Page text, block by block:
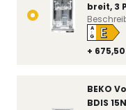
breit, 3
+
A
↑
G E
BEKO
BDIS